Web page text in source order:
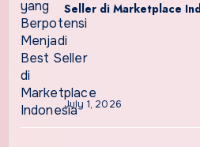
Seller di Marketplace
July 1, 2026